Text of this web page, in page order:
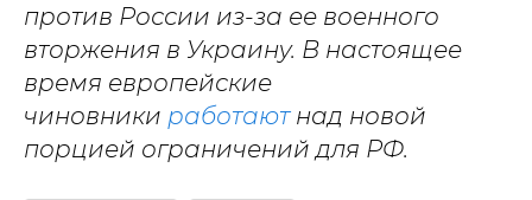
против России из-за ее военного
вторжения в Украину. В настоящее
время европейские
чиновники работают над новой
порцией ограничений для РФ.